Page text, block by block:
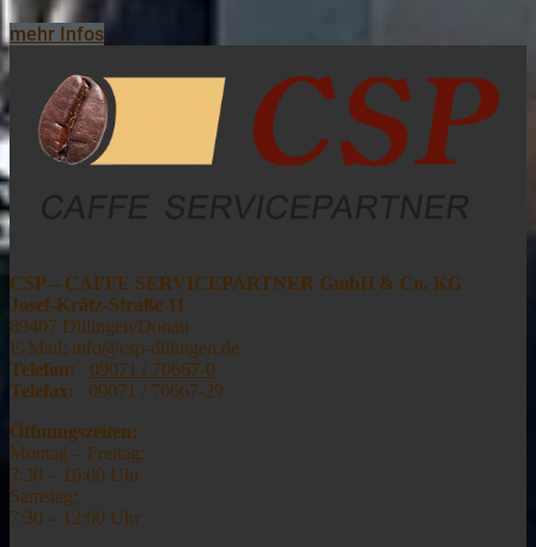
mehr Infos
CSP – CAFFE SERVICEPARTNER GmbH & Co. KG
Josef-Krätz-Straße 11
89407 Dillingen/Donau
E-Mail: info@csp-dillingen.de
Telefon:
09071 / 70667-0
Telefax: 09071 / 70667-29
Öffnungszeiten:
Montag – Freitag:
7:30 – 16:00 Uhr
Samstag:
7:30 – 12:00 Uhr